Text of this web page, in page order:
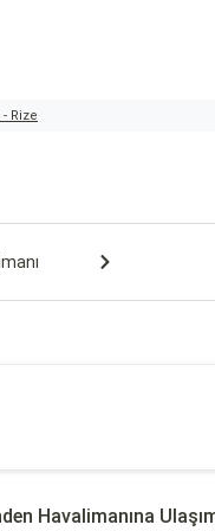
Rize
Havalimanına